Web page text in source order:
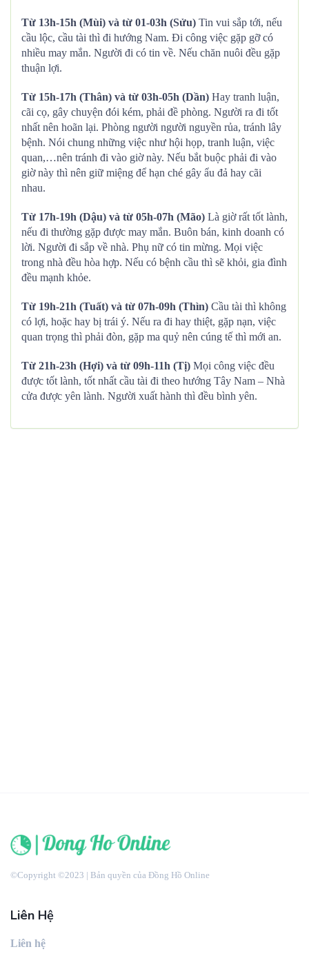
Từ 13h-15h (Mùi) và từ 01-03h (Sửu) Tin vui sắp tới, nếu
cầu lộc, cầu tài thì đi hướng Nam. Đi công việc gặp gỡ có
nhiều may mắn. Người đi có tin về. Nếu chăn nuôi đều gặp
thuận lợi.
Từ 15h-17h (Thân) và từ 03h-05h (Dần) Hay tranh luận,
cãi cọ, gây chuyện đói kém, phải đề phòng. Người ra đi tốt
nhất nên hoãn lại. Phòng người người nguyền rủa, tránh lây
bệnh. Nói chung những việc như hội họp, tranh luận, việc
quan,…nên tránh đi vào giờ này. Nếu bắt buộc phải đi vào
giờ này thì nên giữ miệng để hạn ché gây ẩu đả hay cãi
nhau.
Từ 17h-19h (Dậu) và từ 05h-07h (Mão) Là giờ rất tốt lành,
nếu đi thường gặp được may mắn. Buôn bán, kinh doanh có
lời. Người đi sắp về nhà. Phụ nữ có tin mừng. Mọi việc
trong nhà đều hòa hợp. Nếu có bệnh cầu thì sẽ khỏi, gia đình
đều mạnh khỏe.
Từ 19h-21h (Tuất) và từ 07h-09h (Thìn) Cầu tài thì không
có lợi, hoặc hay bị trái ý. Nếu ra đi hay thiệt, gặp nạn, việc
quan trọng thì phải đòn, gặp ma quỷ nên cúng tế thì mới an.
Từ 21h-23h (Hợi) và từ 09h-11h (Tị) Mọi công việc đều
được tốt lành, tốt nhất cầu tài đi theo hướng Tây Nam – Nhà
cửa được yên lành. Người xuất hành thì đều bình yên.
©Copyright ©2023 | Bản quyền của Đồng Hồ Online
Liên Hệ
Liên hệ